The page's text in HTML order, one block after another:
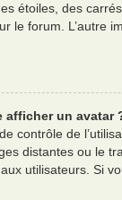
étoiles, des
le forum. L’autre
afficher un avatar
contrôle de
distantes ou le
utilisateurs. Si